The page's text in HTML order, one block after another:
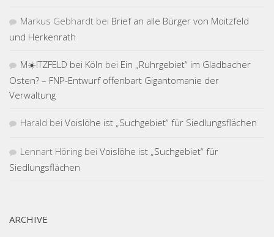
Markus Gebhardt bei Brief an alle Bürger von Moitzfeld
und Herkenrath
M☀️ITZFELD bei Köln bei Ein „Ruhrgebiet“ im Gladbacher
Osten? – FNP-Entwurf offenbart Gigantomanie der
Verwaltung
Harald bei Voislöhe ist „Suchgebiet“ für Siedlungsflächen
Lennart Höring bei Voislöhe ist „Suchgebiet“ für
Siedlungsflächen
ARCHIVE